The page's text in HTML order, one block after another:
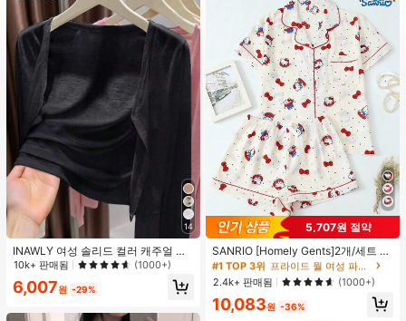
14
INAWLY 여성 솔리드 컬러 캐주얼 얇
은 가디건, 봄/여름
10k+ 판매됨 (1000+)
6,007원 -29%
5,707원 절약
SANRIO [Homely Gents]2개/세트 여
성 프린트 라펠 반팔 버튼 포켓 상의
및 보우 반바지 잠옷 세트, 캐주얼 홈
웨어, 봄/여름에 적합
#1 TOP 3위
프라이드 월 여성 파자마 세트
높은 재방문 고객
거의 매진!
#1 TOP 3위
프라이드 월 여성 파자마 세트
높은 재방문 고객
거의 매진!
#1 TOP 3위
프라이드 월 여성 파자마 세트
높은 재방문 고객
거의 매진!
#1 TOP 3위
높은 재방문 고객
2.4k+ 판매됨 (1000+)
10,083원 -36%